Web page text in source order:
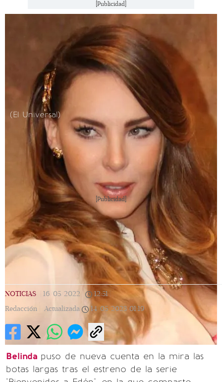
[Publicidad]
(El Universal)
[Publicidad]
NOTICIAS 16/05/2022 12:51
Redacción |
Actualizada 14/05/2023 01:19
Belinda puso de nueva cuenta en la mira las
botas largas tras el estreno de la serie